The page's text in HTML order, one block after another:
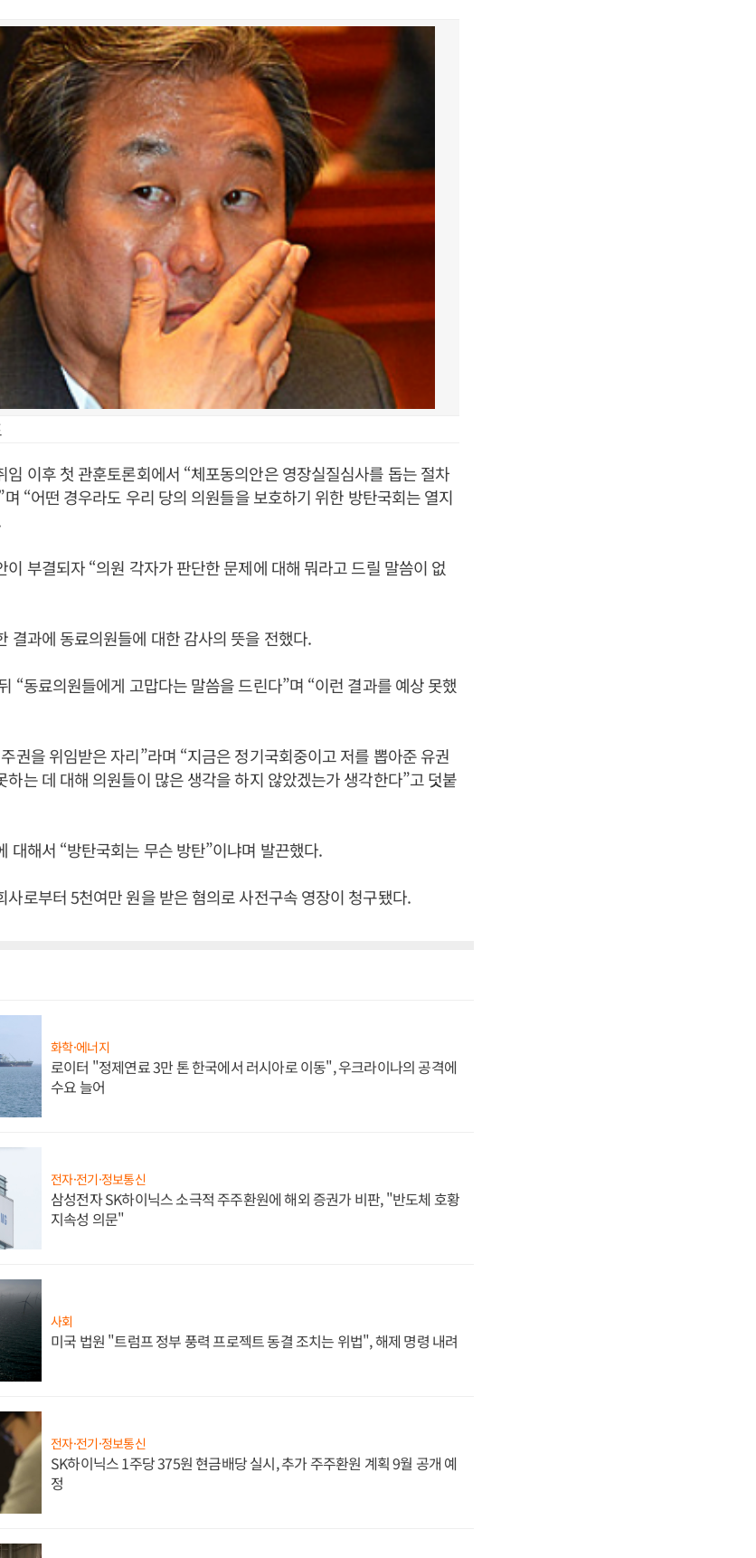
임 이후 첫 관훈토론회에서 “체포동의안은 영장실질심사를 돕는 절차
“어떤 경우라도 우리 당의 의원들을 보호하기 위한 방탄국회는 열지
이 부결되자 “의원 각자가 판단한 문제에 대해 뭐라고 드릴 말씀이 없
결과에 동료의원들에 대한 감사의 뜻을 전했다.
“동료의원들에게 고맙다는 말씀을 드린다”며 “이런 결과를 예상 못했
권을 위임받은 자리”라며 “지금은 정기국회중이고 저를 뽑아준 유권
하는 데 대해 의원들이 많은 생각을 하지 않았겠는가 생각한다”고 덧붙
대해서 “방탄국회는 무슨 방탄”이냐며 발끈했다.
사로부터 5천여만 원을 받은 혐의로 사전구속 영장이 청구됐다.
화학·에너지
로이터 "정제연료 3만 톤 한국에서 러시아로 이동", 우크라이나의 공격에
수요 늘어
전자·전기·정보통신
삼성전자 SK하이닉스 소극적 주주환원에 해외 증권가 비판, "반도체 호황
지속성 의문"
사회
미국 법원 "트럼프 정부 풍력 프로젝트 동결 조치는 위법", 해제 명령 내려
전자·전기·정보통신
SK하이닉스 1주당 375원 현금배당 실시, 추가 주주환원 계획 9월 공개 예
정